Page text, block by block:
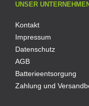
UNSER UNTERNEHMEN
Kontakt
Impressum
Datenschutz
AGB
Batterieentsorgung
Zahlung und